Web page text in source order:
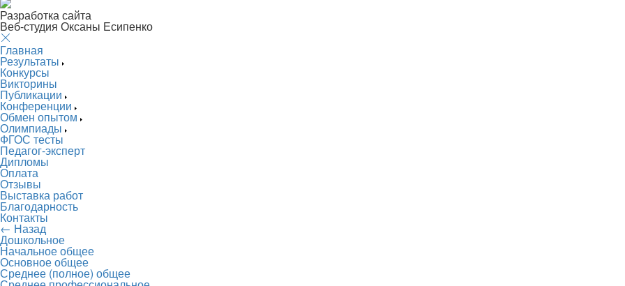
Разработка сайта
Веб-студия Оксаны Есипенко
Главная
Результаты
Конкурсы
Викторины
Публикации
Конференции
Обмен опытом
Олимпиады
ФГОС тесты
Педагог-эксперт
Дипломы
Оплата
Отзывы
Выставка работ
Благодарность
Контакты
← Назад
Дошкольное
Начальное общее
Основное общее
Среднее (полное) общее